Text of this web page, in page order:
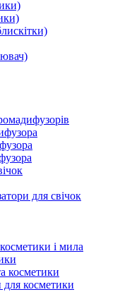
для свічок
і мила
косметики
косметики